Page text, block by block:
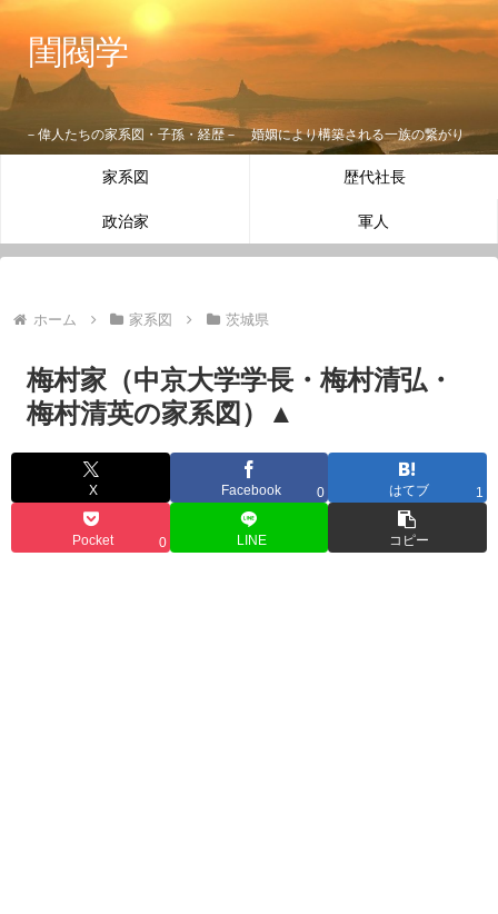
閨閥学
－偉人たちの家系図・子孫・経歴－ 婚姻により構築される一族の繋がり
家系図 歴代社長
政治家 軍人
ホーム 家系図 茨城県
梅村家（中京大学学長・梅村清弘・
梅村清英の家系図）▲
X Facebook 0 はてブ 1
Pocket 0 LINE コピー